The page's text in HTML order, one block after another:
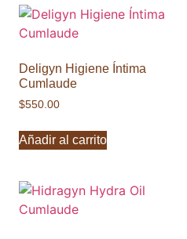
Deligyn Higiene Íntima
Cumlaude
$550.00
Añadir al carrito